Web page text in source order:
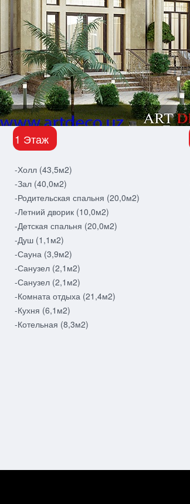
1 Этаж
-Холл (43,5м2)
-Зал (40,0м2)
-Родительская спальня (20,0м2)
-Летний дворик (10,0м2)
-Детская спальня (20,0м2)
-Душ (1,1м2)
-Сауна (3,9м2)
-Санузел (2,1м2)
-Санузел (2,1м2)
-Комната отдыха (21,4м2)
-Кухня (6,1м2)
-Котельная (8,3м2)